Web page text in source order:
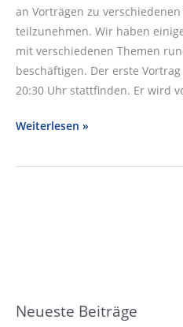
an Vorträgen zu
teilzunehmen. Wir haben
mit verschiedenen Themen
beschäftigen. Der erste
20:30 Uhr stattfinden. Er wird
Newsletter
08.03.2022
Weiterlesen »
Neueste Beiträge